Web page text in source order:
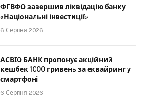
ФГВФО завершив ліквідацію банку
«Національні інвестиції»
6 Серпня 2026
АСВІО БАНК пропонує акційний
кешбек 1000 гривень за еквайринг у
смартфоні
6 Серпня 2026